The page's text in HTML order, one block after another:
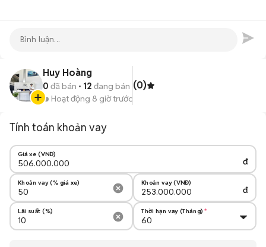
Huy Hoàng
0 đã bán 12 đang bán
Hoạt động 8 giờ trước
(0)
Tính toán khoản vay
Giá xe (VNĐ)
đ
Khoản vay (% giá xe) Khoản vay (VNĐ)
đ
Lãi suất (%) Thời hạn vay (Tháng)